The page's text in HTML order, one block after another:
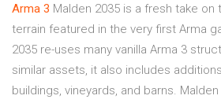
Arma 3 Malden 2035 is a fresh take on
terrain featured in the very first Arma
2035 re-uses many vanilla Arma 3
similar assets, it also includes
buildings, vineyards, and barns.